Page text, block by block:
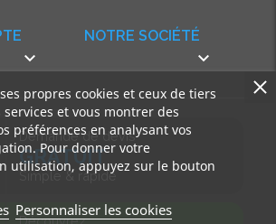
NOTRE SOCIÉTÉ


Demande de devis
GRATUIT
Simple & rapide
propres cookies et ceux de tiers
et vous montrer des
préférences en analysant vos
Pour donner votre
utilisation, appuyez sur le bouton
Personnaliser les cookies